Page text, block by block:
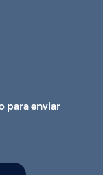
para enviar